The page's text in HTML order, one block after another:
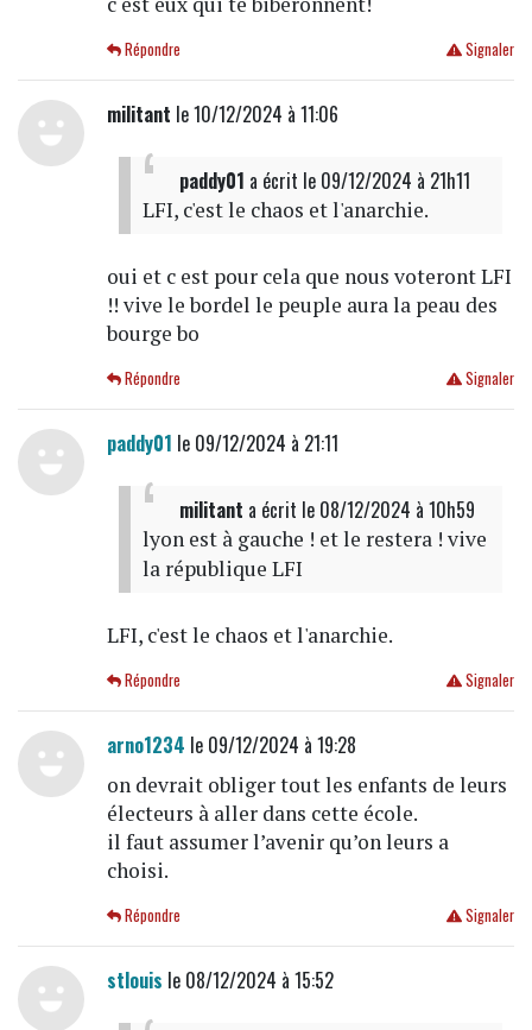
Signaler
Répondre
militant le 10/12/2024 à 11:06
paddy01 a écrit le 09/12/2024 à 21h11
LFI, c'est le chaos et l'anarchie.
oui et c est pour cela que nous voteront LFI
!! vive le bordel le peuple aura la peau des
bourge bo
Signaler
Répondre
paddy01 le 09/12/2024 à 21:11
militant a écrit le 08/12/2024 à 10h59
lyon est à gauche ! et le restera ! vive
la république LFI
LFI, c'est le chaos et l'anarchie.
Signaler
Répondre
arno1234 le 09/12/2024 à 19:28
on devrait obliger tout les enfants de leurs
électeurs à aller dans cette école.
il faut assumer l’avenir qu’on leurs a
choisi.
Signaler
Répondre
stlouis le 08/12/2024 à 15:52